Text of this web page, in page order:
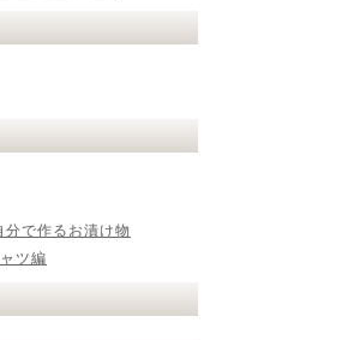
で作るお漬け物
ツ編